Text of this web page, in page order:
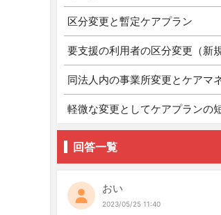
区分変更と暫定ケアプラン
要支援の利用者の区分変更（新
同法人内の事業所変更とケアマ
軽微な変更としてケアプランの
回答一覧
おい
2023/05/25 11:40